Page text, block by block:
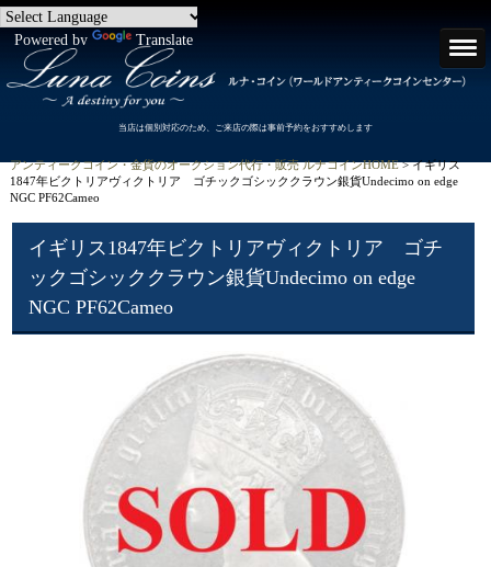
Powered by Translate
当店は個別対応のため、ご来店の際は事前予約をおすすめします
アンティークコイン・金貨のオークション代行・販売 ルナコインHOME> イギリス
1847年ビクトリアヴィクトリア ゴチックゴシッククラウン銀貨Undecimo on edge
NGC PF62Cameo
イギリス1847年ビクトリアヴィクトリア ゴチ
ックゴシッククラウン銀貨Undecimo on edge
NGC PF62Cameo